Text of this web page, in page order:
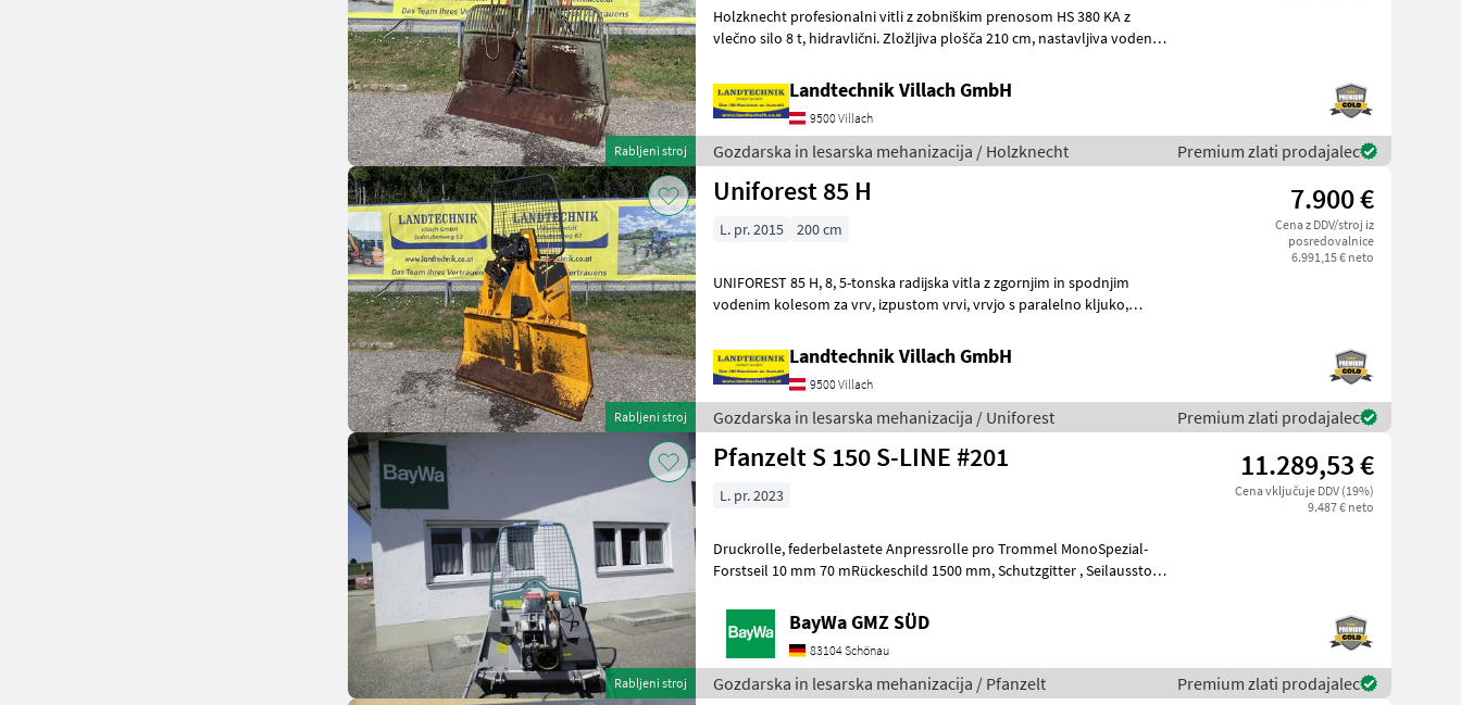
Rabljeni stroj
Holzknecht profesionalni vitli z zobniškim prenosom HS 380 KA z
vlečno silo 8 t, hidravlični. Zložljiva plošča 210 cm, nastavljiva vodenje
Landtechnik Villach GmbH
9500 Villach
Gozdarska in lesarska mehanizacija / Holzknecht Premium zlati prodajalec
Rabljeni stroj
Uniforest 85 H 7.900 €
Cena z DDV/stroj iz
posredovalnice
6.991,15 € neto
L. pr. 2015 200 cm
UNIFOREST 85 H, 8, 5-tonska radijska vitla z zgornjim in spodnjim
vodenim kolesom za vrv, izpustom vrvi, vrvjo s paralelno kljuko,
Landtechnik Villach GmbH
9500 Villach
Gozdarska in lesarska mehanizacija / Uniforest Premium zlati prodajalec
Rabljeni stroj
Pfanzelt S 150 S-LINE #201 11.289,53 €
Cena vključuje DDV (19%)
9.487 € neto
L. pr. 2023
Druckrolle, federbelastete Anpressrolle pro Trommel MonoSpezial-
Forstseil 10 mm 70 mRückeschild 1500 mm, Schutzgitter , Seilausstoss
BayWa GMZ SÜD
83104 Schönau
Gozdarska in lesarska mehanizacija / Pfanzelt Premium zlati prodajalec